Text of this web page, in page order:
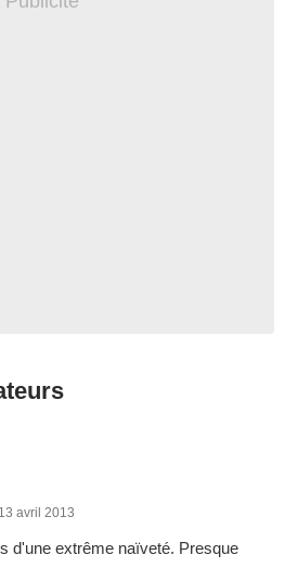
avril 2013
d'une extrême naïveté. Presque